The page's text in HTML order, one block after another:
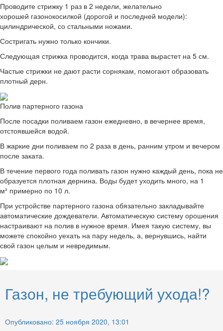
Проводите стрижку 1 раз в 2 недели, желательно
хорошей газонокосилкой (дорогой и последней модели):
цилиндрической, со стальными ножами.
Состригать нужно только кончики.
Следующая стрижка проводится, когда трава вырастет на 5 см.
Частые стрижки не дают расти сорнякам, помогают образовать
плотный дерн.
Полив партерного газона
После посадки поливаем газон ежедневно, в вечернее время,
отстоявшейся водой.
В жаркие дни поливаем по 2 раза в день, ранним утром и вечером
после заката.
В течение первого года поливать газон нужно каждый день, пока не
образуется плотная дернина. Воды будет уходить много, на 1
м² примерно по 10 л.
При устройстве партерного газона обязательно закладывайте
автоматические дождеватели. Автоматическую систему орошения
настраивают на полив в нужное время. Имея такую систему, вы
можете спокойно уехать на пару недель, а, вернувшись, найти
свой газон целым и невредимым.
Газон, не требующий ухода!?
Опубликовано: 25 ноября 2020, 13:01